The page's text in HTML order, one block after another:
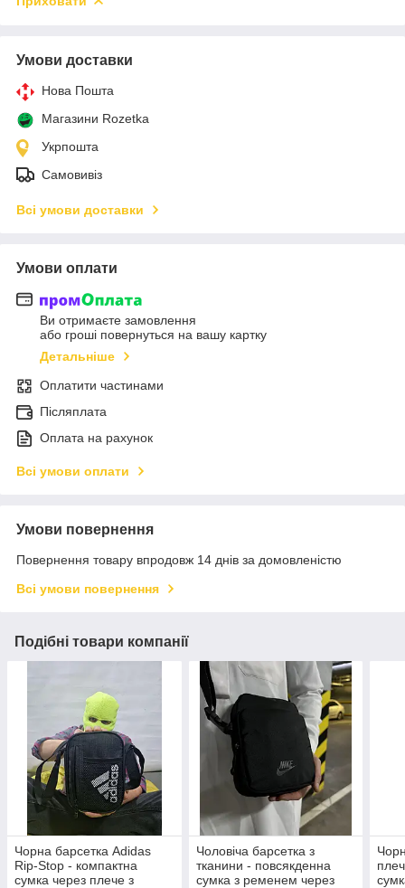
Умови доставки
Нова Пошта
Магазини Rozetka
Укрпошта
Самовивіз
Всі умови доставки
Умови оплати
Ви отримаєте замовлення
або гроші повернуться на вашу картку
Детальніше
Оплатити частинами
Післяплата
Оплата на рахунок
Всі умови оплати
Умови повернення
Повернення товару впродовж 14 днів за домовленістю
Всі умови повернення
Подібні товари компанії
Чорна барсетка Adidas
Rip-Stop - компактна
сумка через плече з
Чоловіча барсетка з
тканини - повсякденна
сумка з ременем через